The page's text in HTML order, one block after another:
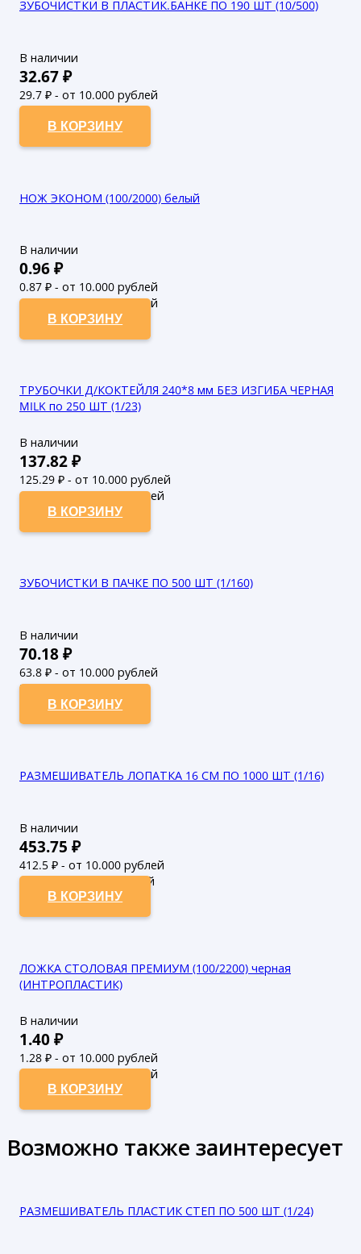
ЗУБОЧИСТКИ В ПЛАСТИК.БАНКЕ ПО 190 ШТ (10/500)
В наличии
32.67₽
29.7 ₽ - от 10.000 рублей
27₽ - от 50.000 рублей
В КОРЗИНУ
НОЖ ЭКОНОМ (100/2000) белый
В наличии
0.96₽
0.87 ₽ - от 10.000 рублей
0.79₽ - от 50.000 рублей
В КОРЗИНУ
ТРУБОЧКИ Д/КОКТЕЙЛЯ 240*8 мм БЕЗ ИЗГИБА ЧЕРНАЯ
MILK по 250 ШТ (1/23)
В наличии
137.82₽
125.29 ₽ - от 10.000 рублей
113.9₽ - от 50.000 рублей
В КОРЗИНУ
ЗУБОЧИСТКИ В ПАЧКЕ ПО 500 ШТ (1/160)
В наличии
70.18₽
63.8 ₽ - от 10.000 рублей
58₽ - от 50.000 рублей
В КОРЗИНУ
РАЗМЕШИВАТЕЛЬ ЛОПАТКА 16 СМ ПО 1000 ШТ (1/16)
В наличии
453.75 ₽
412.5 ₽ - от 10.000 рублей
375₽ - от 50.000 рублей
В КОРЗИНУ
ЛОЖКА СТОЛОВАЯ ПРЕМИУМ (100/2200) черная
(ИНТРОПЛАСТИК)
В наличии
1.40₽
1.28 ₽ - от 10.000 рублей
1.16₽ - от 50.000 рублей
В КОРЗИНУ
Возможно также заинтересует
РАЗМЕШИВАТЕЛЬ ПЛАСТИК СТЕП ПО 500 ШТ (1/24)